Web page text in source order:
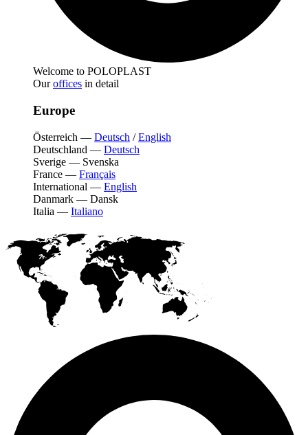
Welcome to POLOPLAST
Ouroffices in detail
Europe
Österreich — Deutsch /English
Deutschland — Deutsch
Sverige — Svenska
France — Français
International — English
Danmark — Dansk
Italia — Italiano